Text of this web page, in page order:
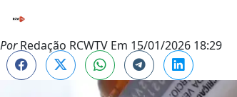
PorRedação RCWTV Em 15/01/2026 18:29